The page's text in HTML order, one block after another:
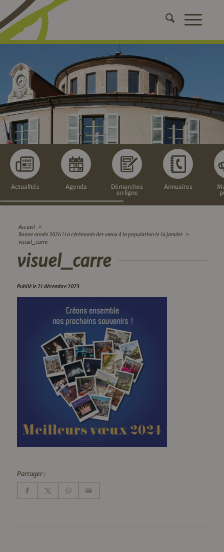
Actualités Agenda
Démarches
en ligne
Annuaires
Accueil >
Bonne année 2026 ! La cérémonie des vœux à la population le 14 janvier >
visuel_carre
visuel_carre
Publié le 21 décembre 2023
Partager :